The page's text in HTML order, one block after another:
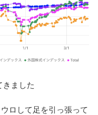
きました
ロして足を引っ張って